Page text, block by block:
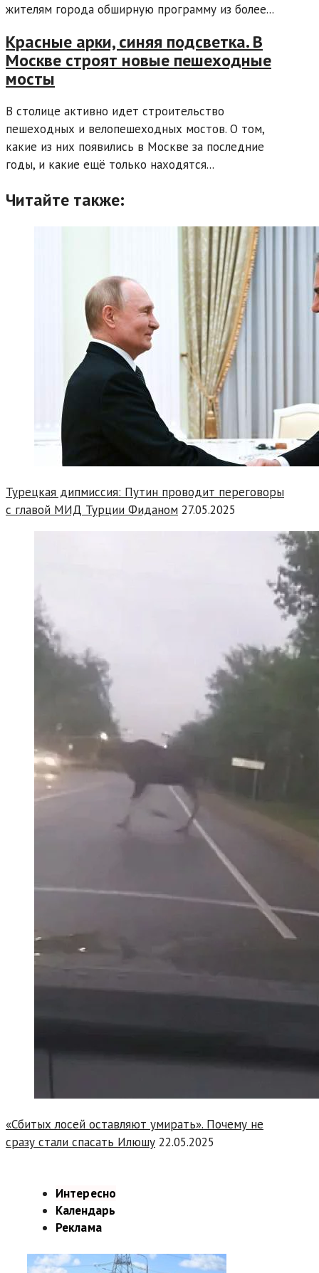
жителям города обширную программу из более...
Красные арки, синяя подсветка. В
Москве строят новые пешеходные
мосты
В столице активно идет строительство
пешеходных и велопешеходных мостов. О том,
какие из них появились в Москве за последние
годы, и какие ещё только находятся...
Читайте также:
Турецкая дипмиссия: Путин проводит переговоры
с главой МИД Турции Фиданом 27.05.2025
«Сбитых лосей оставляют умирать». Почему не
сразу стали спасать Илюшу 22.05.2025
Интересно
Календарь
Реклама